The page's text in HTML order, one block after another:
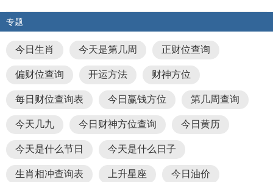
专题
今日生肖 今天是第几周 正财位查询
偏财位查询 开运方法 财神方位
每日财位查询表 今日赢钱方位 第几周查询
今天几九 今日财神方位查询 今日黄历
今天是什么节日 今天是什么日子
生肖相冲查询表 上升星座 今日油价